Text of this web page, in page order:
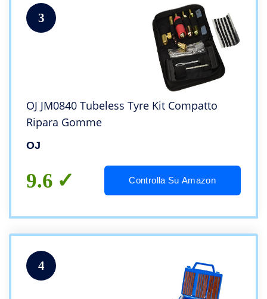
3
OJ JM0840 Tubeless Tyre Kit Compatto
Ripara Gomme
OJ
9.6 Controlla Su Amazon
4